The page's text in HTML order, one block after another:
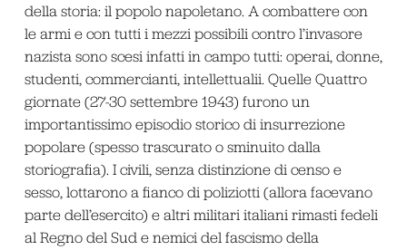
della storia: il popolo napoletano. A combattere con
le armi e con tutti i mezzi possibili contro l’invasore
nazista sono scesi infatti in campo tutti: operai, donne,
studenti, commercianti, intellettualii. Quelle Quattro
giornate (27-30 settembre 1943) furono un
importantissimo episodio storico di insurrezione
popolare (spesso trascurato o sminuito dalla
storiografia). I civili, senza distinzione di censo e
sesso, lottarono a fianco di poliziotti (allora facevano
parte dell’esercito) e altri militari italiani rimasti fedeli
al Regno del Sud e nemici del fascismo della